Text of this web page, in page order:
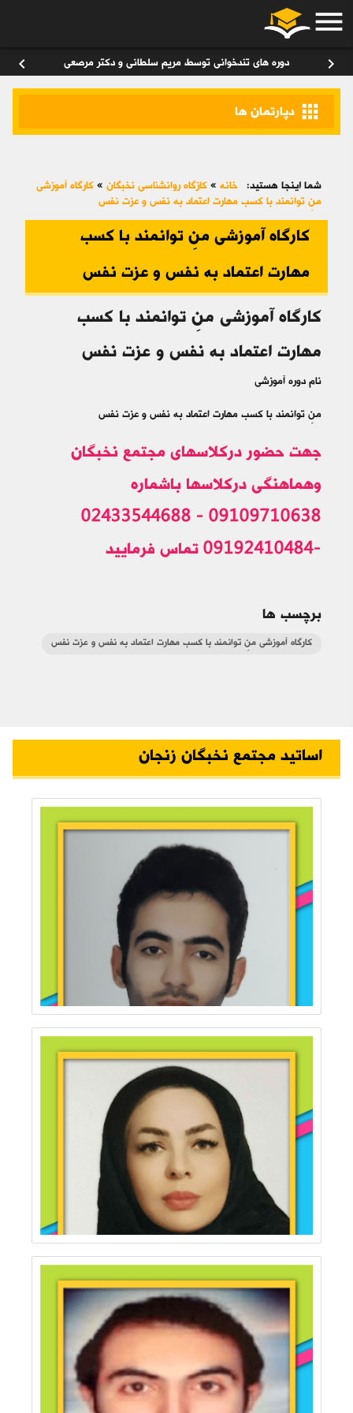
menu
chevron_right دوره های تندخوانی توسط مریم سلطانی و دکتر مرصعی chevron_left
apps دپارتمان ها
شما اینجا هستید: خانه » کازگاه روانشناسی نخبگان » کارگاه آموزشی
منِ توانمند با کسب مهارت اعتماد به نفس و عزت نفس
کارگاه آموزشی منِ توانمند با کسب
مهارت اعتماد به نفس و عزت نفس
کارگاه آموزشی منِ توانمند با کسب
مهارت اعتماد به نفس و عزت نفس
نام دوره آموزشی
منِ توانمند با کسب مهارت اعتماد به نفس و عزت نفس
جهت حضور درکلاسهای مجتمع نخبگان
وهماهنگی درکلاسها باشماره
09109710638 - 02433544688
-09192410484 تماس فرمایید
برچسب ها
کارگاه آموزشی منِ توانمند با کسب مهارت اعتماد به نفس و عزت نفس
اساتید مجتمع نخبگان زنجان